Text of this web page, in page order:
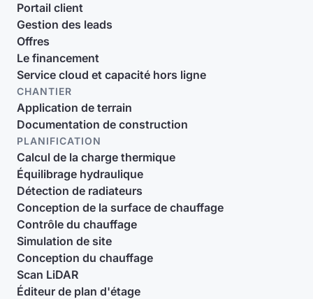
Portail client
Gestion des leads
Offres
Le financement
Service cloud et capacité hors ligne
CHANTIER
Application de terrain
Documentation de construction
PLANIFICATION
Calcul de la charge thermique
Équilibrage hydraulique
Détection de radiateurs
Conception de la surface de chauffage
Contrôle du chauffage
Simulation de site
Conception du chauffage
Scan LiDAR
Éditeur de plan d'étage